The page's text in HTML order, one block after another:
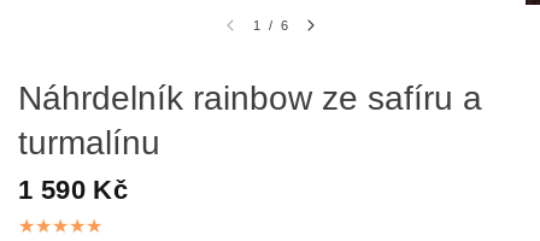
1 / 6
Náhrdelník rainbow ze safíru a
turmalínu
1 590 Kč